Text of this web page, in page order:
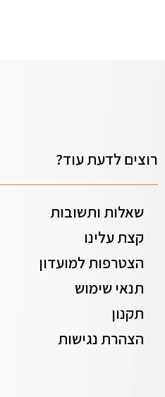
רוצים לדעת עוד?
שאלות ותשובות
קצת עלינו
הצטרפות למועדון
תנאי שימוש
תקנון
הצהרת נגישות